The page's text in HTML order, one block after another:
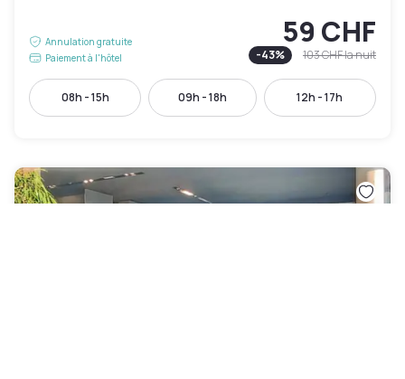
Annulation gratuite
Paiement à l'hôtel
59 CHF
-43% 103 CHFla nuit
08h - 15h 09h - 18h 12h - 17h